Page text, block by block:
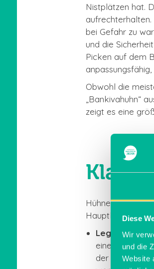
Diese
Wir
und die
Website
Nistplätzen hat.
aufrechterhalten.
bei Gefahr zu
und die
Picken auf dem
Obwohl die
„Bankivahuhn“
zeigt es eine
Hühnerrassen
Hauptkategorien
Legehühner:
eine große
der Regel